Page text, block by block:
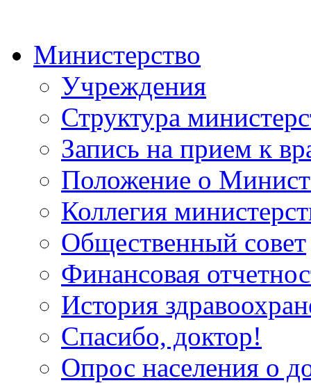
Министерство
Учреждения
Структура
Запись на прием к
Положение о
Коллегия
Общественный совет
Финансовая
История
Спасибо, доктор!
Опрос населения о